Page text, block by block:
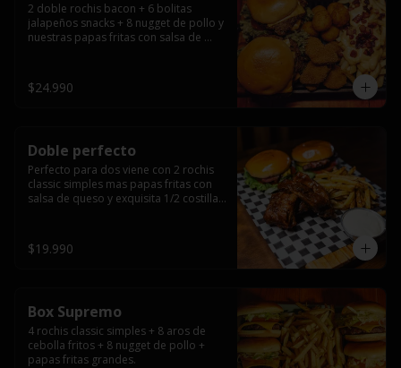
2 doble rochis bacon + 6 bolitas
jalapeños snacks + 8 nugget de pollo y
nuestras papas fritas con salsa de
$24.990
Doble perfecto
Perfecto para dos viene con 2 rochis
classic simples mas papas fritas con
salsa de queso y exquisita 1/2 costilla
$19.990
Box Supremo
4 rochis classic simples + 8 aros de
cebolla fritos + 8 nugget de pollo +
papas fritas grandes.